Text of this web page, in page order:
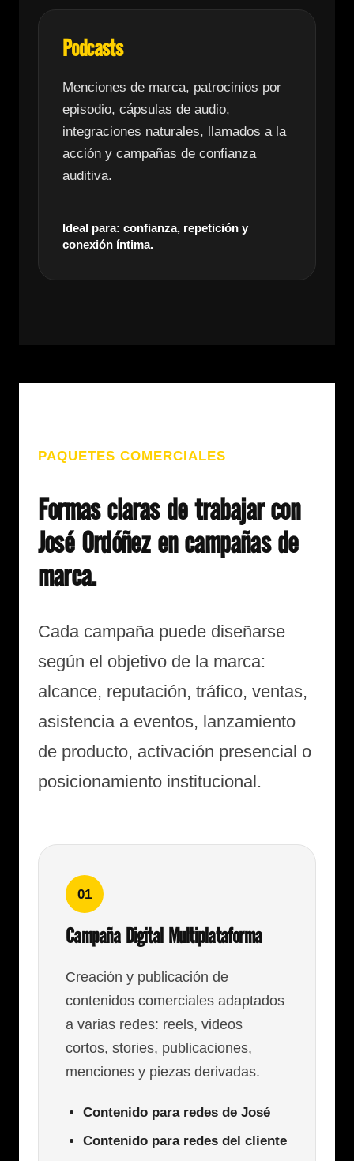
Podcasts
Menciones de marca, patrocinios por
episodio, cápsulas de audio,
integraciones naturales, llamados a la
acción y campañas de confianza
auditiva.
Ideal para: confianza, repetición y
conexión íntima.
PAQUETES COMERCIALES
Formas claras de trabajar con
José Ordóñez en campañas de
marca.
Cada campaña puede diseñarse
según el objetivo de la marca:
alcance, reputación, tráfico, ventas,
asistencia a eventos, lanzamiento
de producto, activación presencial o
posicionamiento institucional.
01
Campaña Digital Multiplataforma
Creación y publicación de
contenidos comerciales adaptados
a varias redes: reels, videos
cortos, stories, publicaciones,
menciones y piezas derivadas.
Contenido para redes de José
Contenido para redes del cliente